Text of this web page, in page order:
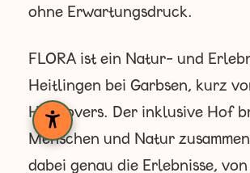
ohne Erwartungsdruck.
FLORA ist ein Natur- und
Heitlingen bei Garbsen, kurz
Hannovers. Der inklusive Hof
Menschen und Natur
dabei genau die Erlebnisse,